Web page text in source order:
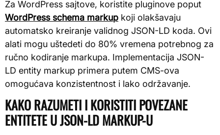
Za WordPress sajtove, koristite pluginove poput
WordPress schema markup koji olakšavaju
automatsko kreiranje validnog JSON-LD koda. Ovi
alati mogu uštedeti do 80% vremena potrebnog za
ručno kodiranje markupa. Implementacija JSON-
LD entity markup primera putem CMS-ova
omogućava konzistentnost i lako održavanje.
KAKO RAZUMETI I KORISTITI POVEZANE
ENTITETE U JSON-LD MARKUP-U